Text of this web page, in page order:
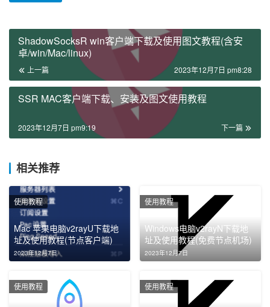
ShadowSocksR win客户端下载及使用图文教程(含安
卓/win/Mac/linux)
上一篇 2023年12月7日 pm8:28
SSR MAC客户端下载、安装及图文使用教程
下一篇
2023年12月7日 pm9:19
相关推荐
Mac 苹果电脑v2rayU下载地
址及使用教程(节点客户端)
2023年12月7日
使用教程
Windows电脑v2rayN下载地
址及使用教程(免费节点机场)
2023年12月7日
使用教程
使用教程 使用教程